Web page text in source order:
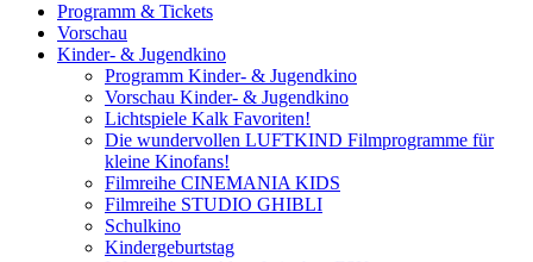
Programm & Tickets
Vorschau
Kinder- & Jugendkino
Programm Kinder- & Jugendkino
Vorschau Kinder- & Jugendkino
Lichtspiele Kalk Favoriten!
Die wundervollen LUFTKIND Filmprogramme für
kleine Kinofans!
Filmreihe CINEMANIA KIDS
Filmreihe STUDIO GHIBLI
Schulkino
Kindergeburtstag